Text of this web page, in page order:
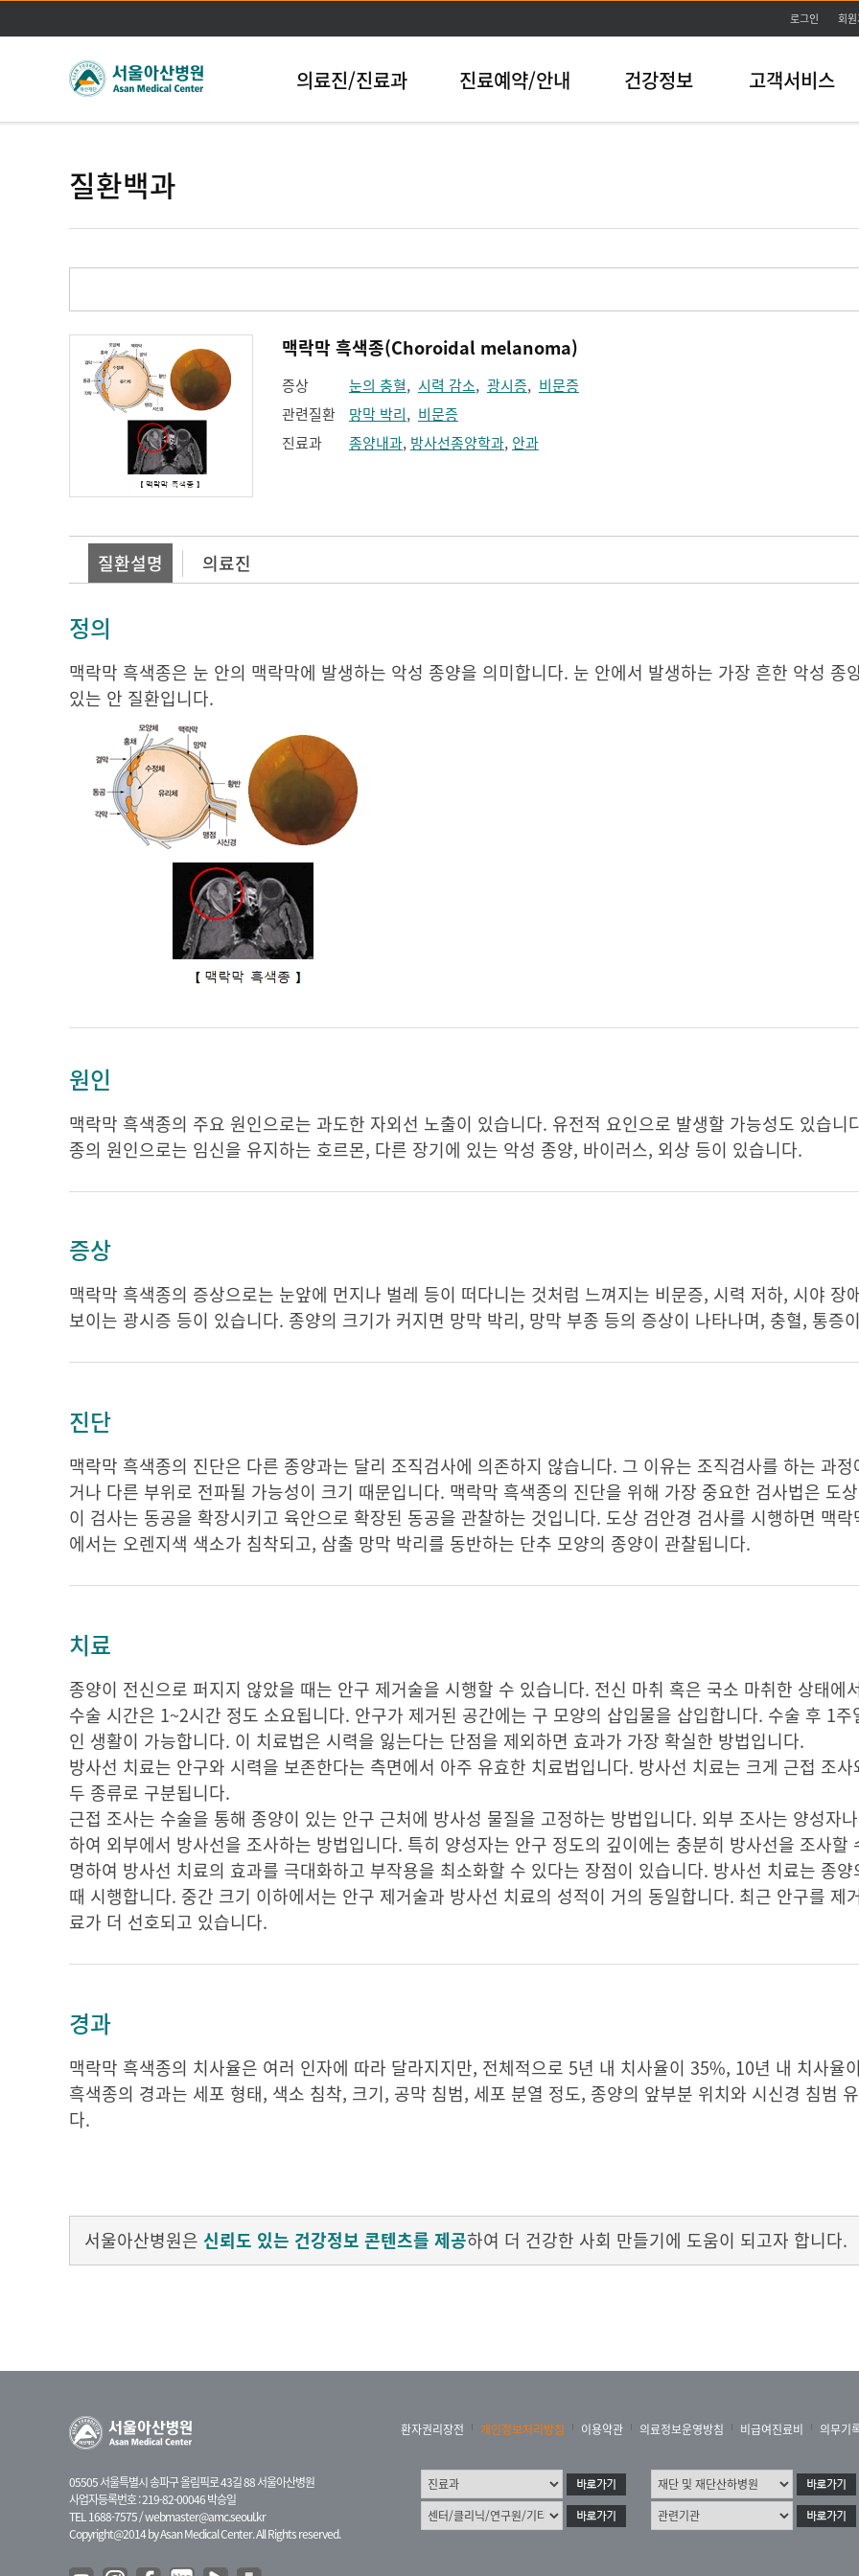
본문바로가기
로그인 회
의료진/진료과 진료예약/안내 건강정보 고객서비스
질환백과
맥락막 흑색종(Choroidal melanoma)
증상 눈의 충혈, 시력 감소, 광시증, 비문증
관련질환
망막 박리, 비문증
진료과
종양내과, 방사선종양학과, 안과
질환설명 의료진
정의
맥락막 흑색종은 눈 안의 맥락막에 발생하는 악성 종양을 의미합니다. 눈 안에서 발생하는 가장 흔한 악성 종
있는 안 질환입니다.
원인
맥락막 흑색종의 주요 원인으로는 과도한 자외선 노출이 있습니다. 유전적 요인으로 발생할 가능성도 있습니
종의 원인으로는 임신을 유지하는 호르몬, 다른 장기에 있는 악성 종양, 바이러스, 외상 등이 있습니다.
증상
맥락막 흑색종의 증상으로는 눈앞에 먼지나 벌레 등이 떠다니는 것처럼 느껴지는 비문증, 시력 저하, 시야 장
보이는 광시증 등이 있습니다. 종양의 크기가 커지면 망막 박리, 망막 부종 등의 증상이 나타나며, 충혈, 통증
진단
맥락막 흑색종의 진단은 다른 종양과는 달리 조직검사에 의존하지 않습니다. 그 이유는 조직검사를 하는 과
거나 다른 부위로 전파될 가능성이 크기 때문입니다. 맥락막 흑색종의 진단을 위해 가장 중요한 검사법은 도
이 검사는 동공을 확장시키고 육안으로 확장된 동공을 관찰하는 것입니다. 도상 검안경 검사를 시행하면 맥
에서는 오렌지색 색소가 침착되고, 삼출 망막 박리를 동반하는 단추 모양의 종양이 관찰됩니다.
치료
종양이 전신으로 퍼지지 않았을 때는 안구 제거술을 시행할 수 있습니다. 전신 마취 혹은 국소 마취한 상태에
수술 시간은 1~2시간 정도 소요됩니다. 안구가 제거된 공간에는 구 모양의 삽입물을 삽입합니다. 수술 후 1주
인 생활이 가능합니다. 이 치료법은 시력을 잃는다는 단점을 제외하면 효과가 가장 확실한 방법입니다.
방사선 치료는 안구와 시력을 보존한다는 측면에서 아주 유효한 치료법입니다. 방사선 치료는 크게 근접 조
두 종류로 구분됩니다.
근접 조사는 수술을 통해 종양이 있는 안구 근처에 방사성 물질을 고정하는 방법입니다. 외부 조사는 양성자
하여 외부에서 방사선을 조사하는 방법입니다. 특히 양성자는 안구 정도의 깊이에는 충분히 방사선을 조사할
명하여 방사선 치료의 효과를 극대화하고 부작용을 최소화할 수 있다는 장점이 있습니다. 방사선 치료는 종
때 시행합니다. 중간 크기 이하에서는 안구 제거술과 방사선 치료의 성적이 거의 동일합니다. 최근 안구를 제
료가 더 선호되고 있습니다.
경과
맥락막 흑색종의 치사율은 여러 인자에 따라 달라지지만, 전체적으로 5년 내 치사율이 35%, 10년 내 치사율
흑색종의 경과는 세포 형태, 색소 침착, 크기, 공막 침범, 세포 분열 정도, 종양의 앞부분 위치와 시신경 침범
다.
서울아산병원은 신뢰도 있는 건강정보 콘텐츠를 제공하여 더 건강한 사회 만들기에 도움이 되고자 합니다.
05505 서울특별시 송파구 올림픽로 43길 88 서울아산병원
사업자등록번호 : 219-82-00046 박승일
TEL 1688-7575 /webmaster@amc.seoul.kr
Copyright@2014 by Asan Medical Center. All Rights reserved.
환자권리장전 개인정보처리방침 이용약관 의료정보운영방침 비급여진료비 의무기